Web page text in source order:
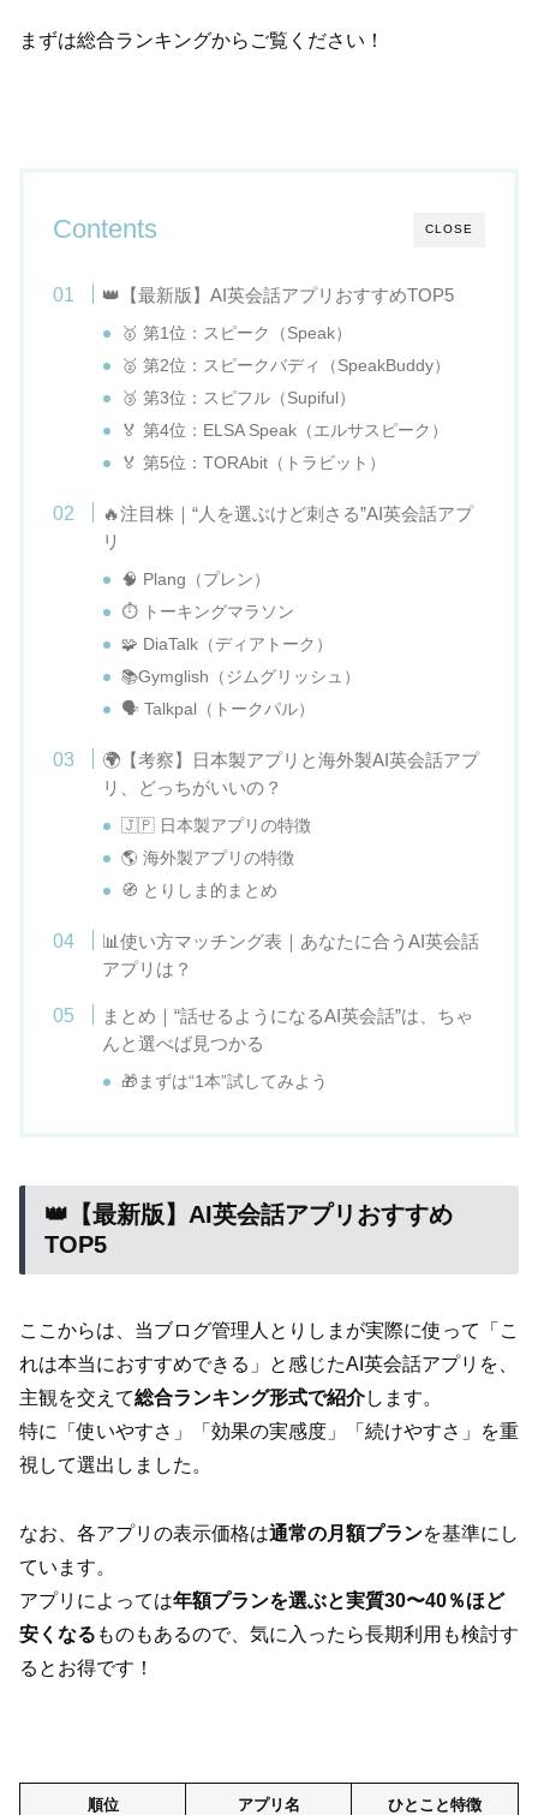
まずは総合ランキングからご覧ください！
CLOSE
Contents
👑【最新版】AI英会話アプリおすすめTOP5
🥇 第1位：スピーク（Speak）
🥈 第2位：スピークバディ（SpeakBuddy）
🥉 第3位：スピフル（Supiful）
🏅 第4位：ELSA Speak（エルサスピーク）
🏅 第5位：TORAbit（トラビット）
🔥注目株｜“人を選ぶけど刺さる”AI英会話アプ
リ
🧠 Plang（プレン）
⏱ トーキングマラソン
🧩 DiaTalk（ディアトーク）
📚Gymglish（ジムグリッシュ）
🗣️ Talkpal（トークパル）
🌍【考察】日本製アプリと海外製AI英会話アプ
リ、どっちがいいの？
🇯🇵 日本製アプリの特徴
🌎 海外製アプリの特徴
🧭 とりしま的まとめ
📊使い方マッチング表｜あなたに合うAI英会話
アプリは？
まとめ｜“話せるようになるAI英会話”は、ちゃ
んと選べば見つかる
🎁まずは“1本”試してみよう
👑【最新版】AI英会話アプリおすすめ
TOP5
ここからは、当ブログ管理人とりしまが実際に使って「こ
れは本当におすすめできる」と感じたAI英会話アプリを、
主観を交えて総合ランキング形式で紹介します。
特に「使いやすさ」「効果の実感度」「続けやすさ」を重
視して選出しました。
なお、各アプリの表示価格は通常の月額プランを基準にし
ています。
アプリによっては年額プランを選ぶと実質30〜40％ほど
安くなる ものもあるので、気に入ったら長期利用も検討す
るとお得です！
順位 アプリ名 ひとこと特徴